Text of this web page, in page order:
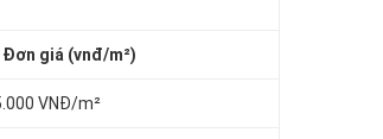
Đơn giá (vnđ/m²)
VNĐ/m²